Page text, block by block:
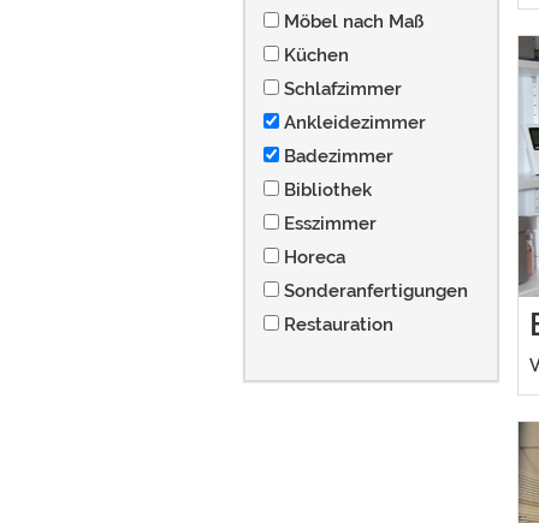
Möbel nach Maß
Küchen
Schlafzimmer
Ankleidezimmer
Badezimmer
Bibliothek
Esszimmer
Horeca
Sonderanfertigungen
Restauration